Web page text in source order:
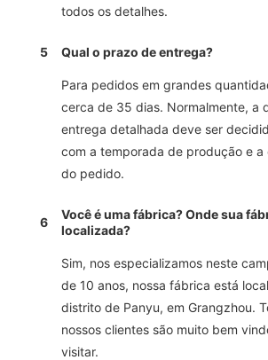
todos os detalhes.
5 Qual o prazo de entrega?
Para pedidos em grandes
cerca de 35 dias. Normalmente, a
entrega detalhada deve ser
com a temporada de produção e
do pedido.
6
Você é uma fábrica? Onde sua
localizada?
Sim, nos especializamos neste
de 10 anos, nossa fábrica está
distrito de Panyu, em Grangzhou.
nossos clientes são muito bem
visitar.